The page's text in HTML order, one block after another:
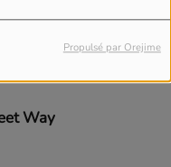
Propulsé par Orejime
Way